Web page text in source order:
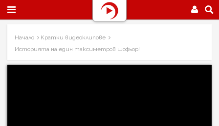
Начало
Кратки видеоклипове
Историята на един таксиметров шофьор!